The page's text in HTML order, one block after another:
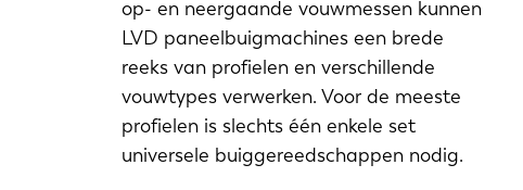
op- en neergaande vouwmessen kunnen
LVD paneelbuigmachines een brede
reeks van profielen en verschillende
vouwtypes verwerken. Voor de meeste
profielen is slechts één enkele set
universele buiggereedschappen nodig.